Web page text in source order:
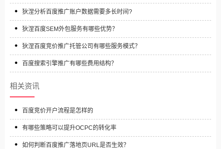
狄涅分析百度推广账户数据需要多长时间?
狄涅百度SEM外包服务有哪些优势？
狄涅百度竞价推广托管公司有哪些服务模式？
百度搜索引擎推广有哪些费用结构？
相关资讯
百度竞价开户流程是怎样的
有哪些策略可以提升OCPC的转化率
如何判断百度推广落地页URL是否生效？